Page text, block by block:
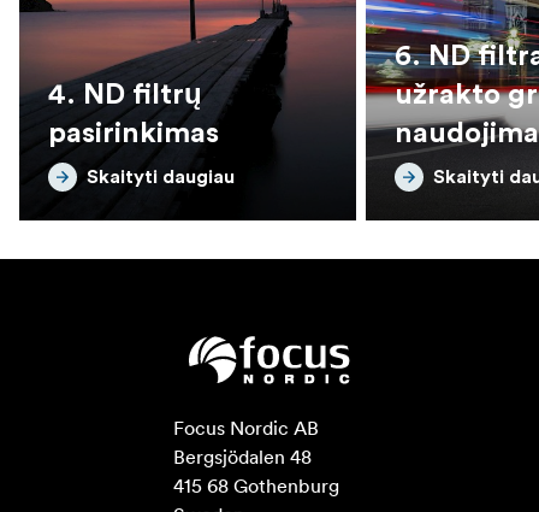
4. ND filtrų
pasirinkimas
Skaityti daugiau
6. ND
užrakto
Skaityti
Focus Nordic AB
Bergsjödalen 48
415 68 Gothenburg